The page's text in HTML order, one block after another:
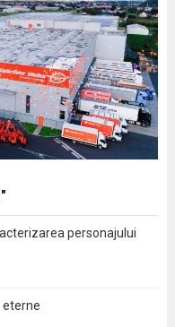
personajului
eterne